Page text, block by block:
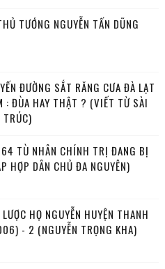
TƯỚNG NGUYỄN TẤN DŨNG
ĐƯỜNG SẮT RĂNG CƯA ĐÀ LẠT
: ĐÙA HAY THẬT ? (VIẾT TỪ SÀI
TÙ NHÂN CHÍNH TRỊ ĐANG BỊ
HỢP DÂN CHỦ ĐA NGUYÊN)
HỌ NGUYỄN HUYỆN THANH
- 2 (NGUYỄN TRỌNG KHA)